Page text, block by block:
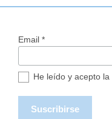
Email *
He leído y acepto la